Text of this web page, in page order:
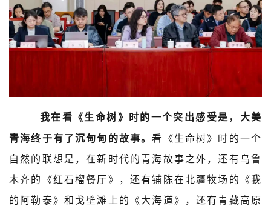
我在看《生命树》时的一个突出感受是，大美
青海终于有了沉甸甸的故事。看《生命树》时的一个
自然的联想是，在新时代的青海故事之外，还有乌鲁
木齐的《红石榴餐厅》，还有铺陈在北疆牧场的《我
的阿勒泰》和戈壁滩上的《大海道》，还有青藏高原